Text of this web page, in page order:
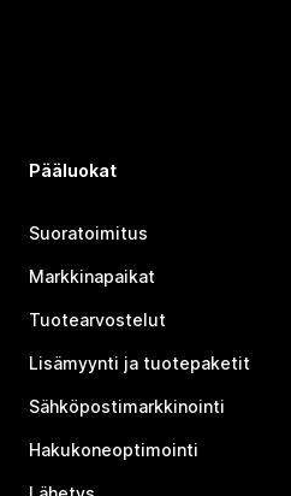
Pääluokat
Suoratoimitus
Markkinapaikat
Tuotearvostelut
Lisämyynti ja tuotepaketit
Sähköpostimarkkinointi
Hakukoneoptimointi